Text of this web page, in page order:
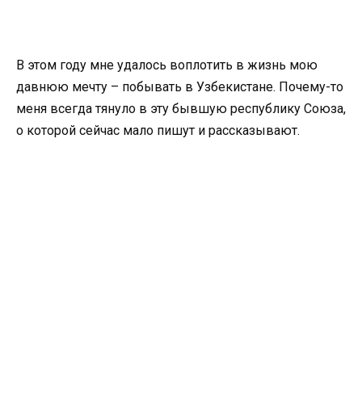
В этом году мне удалось воплотить в жизнь мою
давнюю мечту – побывать в Узбекистане. Почему-то
меня всегда тянуло в эту бывшую республику Союза,
о которой сейчас мало пишут и рассказывают.